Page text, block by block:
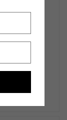
Mask Red